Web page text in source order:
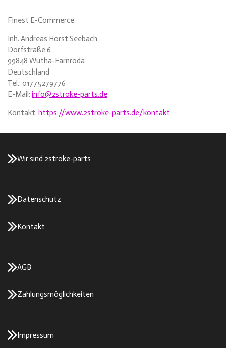
Finest E-Commerce
Inh. Andreas Horst Seebach
Dorfstraße 6
99848 Wutha-Farnroda
Deutschland
Tel.: 01775279776
E-Mail: info@2stroke-parts.de
Kontakt: https://www.2stroke-parts.de/kontakt
Wir sind 2stroke-parts
Datenschutz
Kontakt
AGB
Zahlungsmöglichkeiten
Impressum